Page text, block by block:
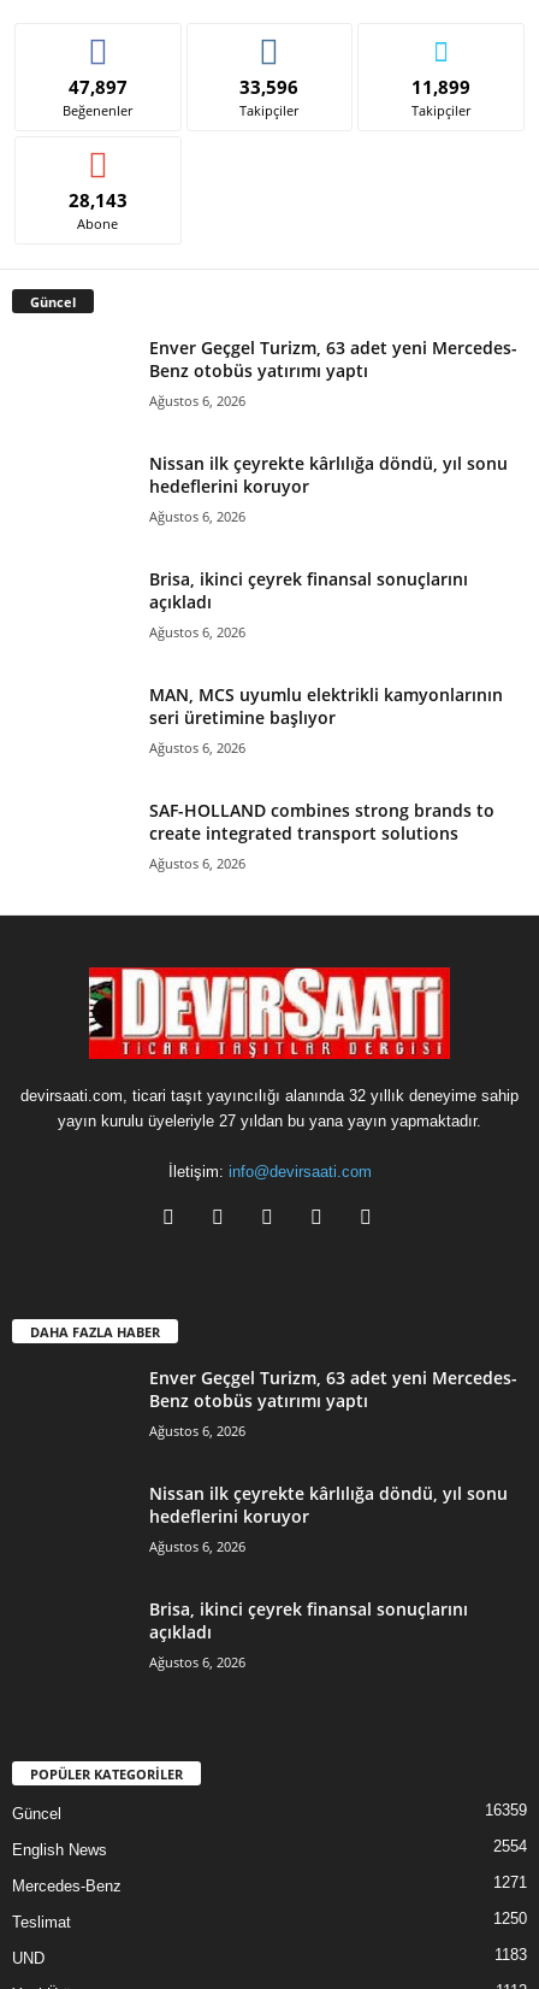
47,897
Beğenenler
33,596
Takipçiler
11,899
Takipçiler
28,143
Abone
Güncel
Enver Geçgel Turizm, 63 adet yeni Mercedes-
Benz otobüs yatırımı yaptı
Ağustos 6, 2026
Nissan ilk çeyrekte kârlılığa döndü, yıl sonu
hedeflerini koruyor
Ağustos 6, 2026
Brisa, ikinci çeyrek finansal sonuçlarını
açıkladı
Ağustos 6, 2026
MAN, MCS uyumlu elektrikli kamyonlarının
seri üretimine başlıyor
Ağustos 6, 2026
SAF-HOLLAND combines strong brands to
create integrated transport solutions
Ağustos 6, 2026
devirsaati.com, ticari taşıt yayıncılığı alanında 32 yıllık deneyime sahip
yayın kurulu üyeleriyle 27 yıldan bu yana yayın yapmaktadır.
İletişim: info@devirsaati.com
DAHA FAZLA HABER
Enver Geçgel Turizm, 63 adet yeni Mercedes-
Benz otobüs yatırımı yaptı
Ağustos 6, 2026
Nissan ilk çeyrekte kârlılığa döndü, yıl sonu
hedeflerini koruyor
Ağustos 6, 2026
Brisa, ikinci çeyrek finansal sonuçlarını
açıkladı
Ağustos 6, 2026
POPÜLER KATEGORİLER
Güncel 16359
English News 2554
Mercedes-Benz 1271
Teslimat 1250
UND 1183